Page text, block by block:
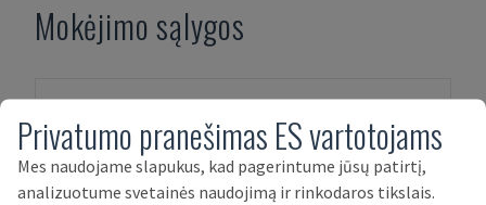
Mokėjimo sąlygos
Privatumo pranešimas ES vartotojams
Mes naudojame slapukus, kad pagerintume jūsų patirtį,
analizuotume svetainės naudojimą ir rinkodaros tikslais.